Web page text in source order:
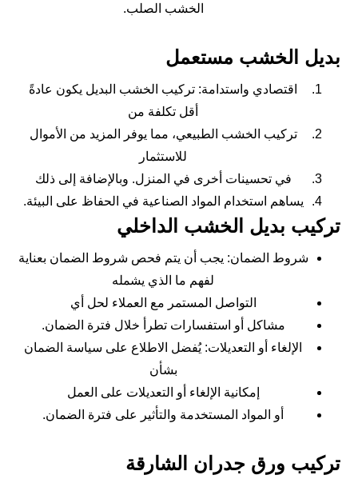
الخشب الصلب.
بديل الخشب مستعمل
اقتصادي واستدامة: تركيب الخشب البديل يكون عادةً
أقل تكلفة من
تركيب الخشب الطبيعي، مما يوفر المزيد من الأموال
للاستثمار
في تحسينات أخرى في المنزل. وبالإضافة إلى ذلك
يساهم استخدام المواد الصناعية في الحفاظ على البيئة.
تركيب بديل الخشب الداخلي
شروط الضمان: يجب أن يتم فحص شروط الضمان بعناية
لفهم ما الذي يشمله
التواصل المستمر مع العملاء لحل أي
مشاكل أو استفسارات تطرأ خلال فترة الضمان.
الإلغاء أو التعديلات: يُفضل الاطلاع على سياسة الضمان
بشأن
إمكانية الإلغاء أو التعديلات على العمل
أو المواد المستخدمة والتأثير على فترة الضمان.
تركيب ورق جدران الشارقة